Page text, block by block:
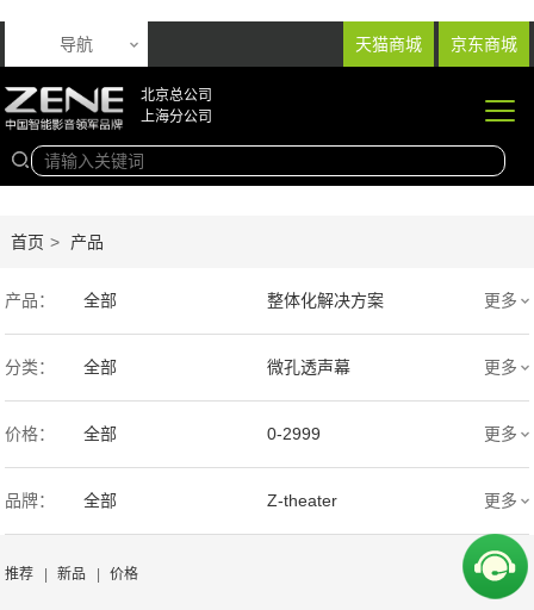
天猫商城 京东商城
导航
北京总公司
上海分公司
首页 > 产品
产品： 全部 整体化解决方案
音响产品 投影产品
专业扩声音箱 幕布产品
声学产品 智能产品
周边产品
更多
分类： 全部 微孔透声幕
编织透声幕 高清4K幕布
更多
价格： 全部 0-2999
3000-9999 1万-5万
5万-15万
更多
品牌： 全部 Z-theater
Screen Excellence
更多
推荐 | 新品 | 价格